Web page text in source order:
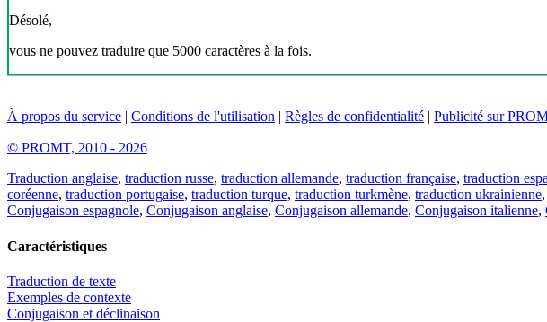
Désolé,
vous ne pouvez traduire que 5000 caractères à la fois.
À propos du service | Conditions de l'utilisation | Règles de confidentialité | Publicité sur
© PROMT, 2010 - 2026
Traduction anglaise, traduction russe, traduction allemande, traduction française, traduction
coréenne, traduction portugaise, traduction turque, traduction turkmène, traduction ukrainienne,
Conjugaison espagnole, Conjugaison anglaise, Conjugaison allemande, Conjugaison italienne,
Caractéristiques
Traduction de texte
Exemples de contexte
Conjugaison et déclinaison